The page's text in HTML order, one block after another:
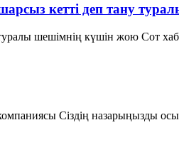
кетті деп тану
шешімнің күшін жою Сот
Сіздің назарыңызды